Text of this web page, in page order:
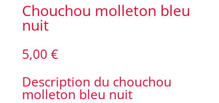
Chouchou molleton bleu
nuit
5,00 €
Description du chouchou
molleton bleu nuit